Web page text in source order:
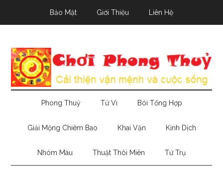
Bảo Mật Giới Thiệu Liên Hệ
Phong Thuỷ Tử Vi Bói Tổng Hợp
Giải Mộng Chiêm Bao Khai Vận Kinh Dịch
Nhóm Máu Thuật Thôi Miên Tứ Trụ